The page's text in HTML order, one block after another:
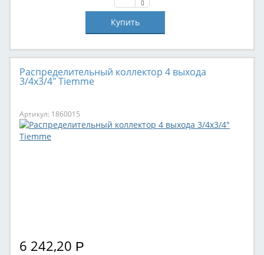
Распределительный коллектор 4 выхода
3/4х3/4" Tiemme
Артикул: 1860015
6 242,20 Р